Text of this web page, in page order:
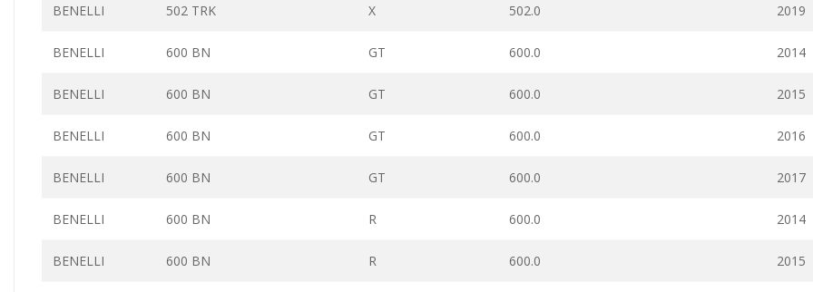
BENELLI 502 TRK X 502.0 2019
BENELLI 600 BN GT 600.0 2014
BENELLI 600 BN GT 600.0 2015
BENELLI 600 BN GT 600.0 2016
BENELLI 600 BN GT 600.0 2017
BENELLI 600 BN R 600.0 2014
BENELLI 600 BN R 600.0 2015